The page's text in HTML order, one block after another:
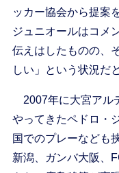
ッカー協会から提案
ジュニオールはコメ
伝えはしたものの、
しい」という状況だ
2007年に大宮アル
やってきたペドロ・
国でのプレーなども
新潟、ガンバ大阪、